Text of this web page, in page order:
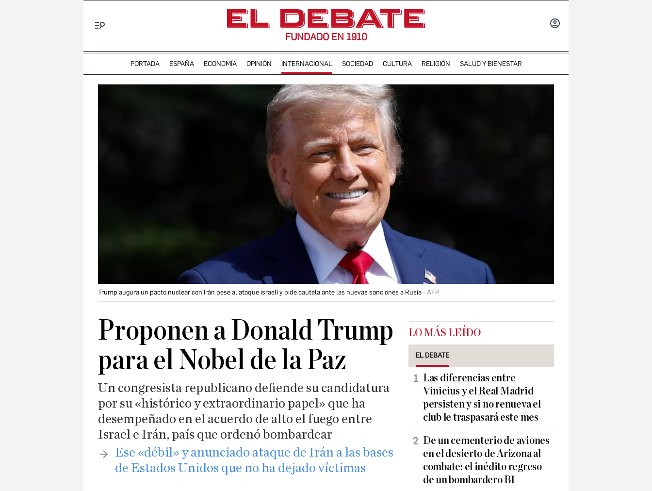
FUNDADO EN 1910
PORTADA ESPAÑA ECONOMÍA OPINIÓN INTERNACIONAL SOCIEDAD CULTURA RELIGIÓN SALUD Y BIENESTAR
Trump augura un pacto nuclear con Irán pese al ataque israelí y pide cautela ante las nuevas sanciones a Rusia AFP
Proponen a Donald Trump
para el Nobel de la Paz
Un congresista republicano defiende su candidatura
por su «histórico y extraordinario papel» que ha
desempeñado en el acuerdo de alto el fuego entre
Israel e Irán, país que ordenó bombardear
​Ese «débil» y anunciado ataque de Irán a las bases
de Estados Unidos que no ha dejado víctimas
LO MÁS LEÍDO
EL DEBATE
Las diferencias entre
Vinicius y el Real Madrid
persisten y si no renueva el
club le traspasará este mes
De un cementerio de aviones
en el desierto de Arizona al
combate: el inédito regreso
de un bombardero B1